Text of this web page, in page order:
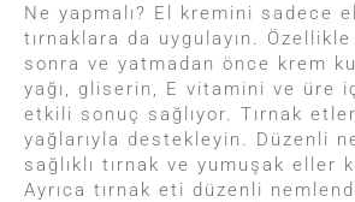
Ne yapmalı? El kremini sadece
tırnaklara da uygulayın. Özellikle
sonra ve yatmadan önce krem
yağı, gliserin, E vitamini ve üre
etkili sonuç sağlıyor. Tırnak
yağlarıyla destekleyin. Düzenli
sağlıklı tırnak ve yumuşak eller
Ayrıca tırnak eti düzenli